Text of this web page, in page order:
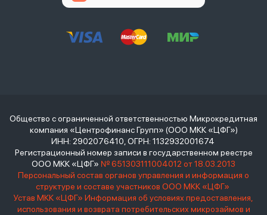
Общество с ограниченной ответственностью Микрокредитная
компания «Центрофинанс Групп» (ООО МКК «ЦФГ»)
ИНН: 2902076410, ОГРН: 1132932001674
Регистрационный номер записи в государственном реестре
ООО МКК «ЦФГ» № 651303111004012 от 18.03.2013
Персональный состав органов управления и информация о
структуре и составе участников ООО МКК «ЦФГ»
Устав МКК «ЦФГ» Информация об условиях предоставления,
использования и возврата потребительских микрозаймов и